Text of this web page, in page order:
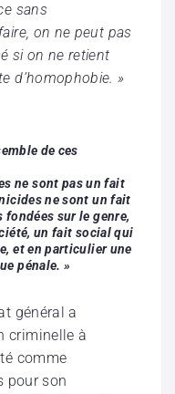
sans
on ne peut pas
si on ne retient
d’homophobie. »
de ces
ne sont pas un fait
ne sont un fait
sur le genre,
un fait social qui
et en particulier une
pénale. »
général a
criminelle à
comme
pour son